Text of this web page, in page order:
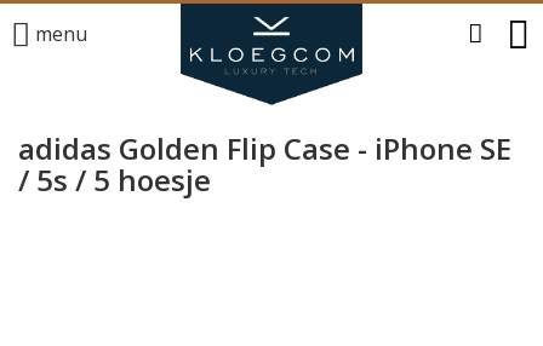
menu
adidas Golden Flip Case - iPhone SE
/ 5s / 5 hoesje